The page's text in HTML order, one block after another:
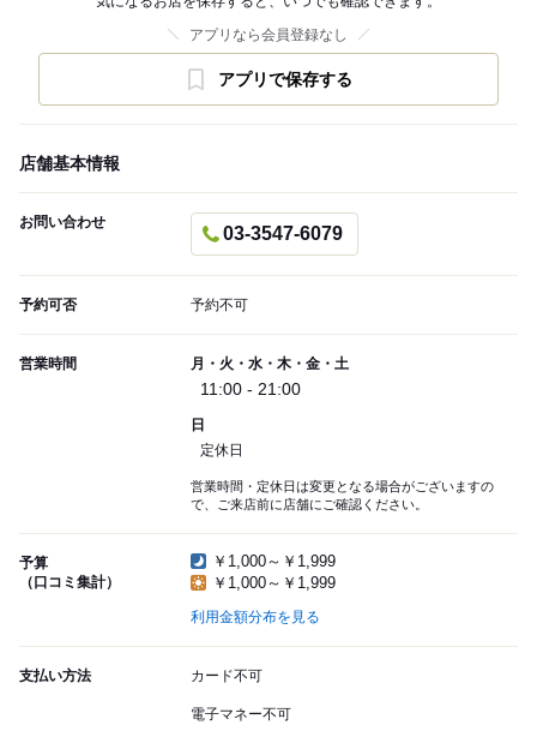
アプリなら会員登録なし
アプリで保存する
店舗基本情報
お問い合わせ
03-3547-6079
予約可否 予約不可
営業時間 月・火・水・木・金・土
11:00 - 21:00
日
定休日
営業時間・定休日は変更となる場合がございますの
で、ご来店前に店舗にご確認ください。
予算
（口コミ集計）
￥1,000～￥1,999
￥1,000～￥1,999
利用金額分布を見る
支払い方法 カード不可
電子マネー不可